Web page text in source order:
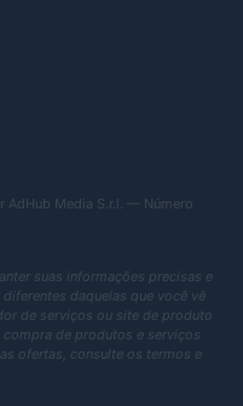
Media S.r.l. — Número
suas informações precisas e
daquelas que você vê
de serviços ou site de produto
de produtos e serviços
ofertas, consulte os termos e